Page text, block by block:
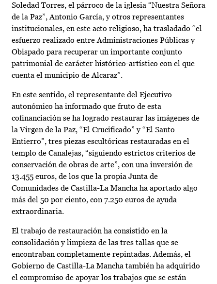
Soledad Torres, el párroco de la iglesia “Nuestra Señora
de la Paz”, Antonio García, y otros representantes
institucionales, en este acto religioso, ha trasladado “el
esfuerzo realizado entre Administraciones Públicas y
Obispado para recuperar un importante conjunto
patrimonial de carácter histórico-artístico con el que
cuenta el municipio de Alcaraz”.
En este sentido, el representante del Ejecutivo
autonómico ha informado que fruto de esta
cofinanciación se ha logrado restaurar las imágenes de
la Virgen de la Paz, “El Crucificado” y “El Santo
Entierro”, tres piezas escultóricas restauradas en el
templo de Canalejas, “siguiendo estrictos criterios de
conservación de obras de arte”, con una inversión de
13.455 euros, de los que la propia Junta de
Comunidades de Castilla-La Mancha ha aportado algo
más del 50 por ciento, con 7.250 euros de ayuda
extraordinaria.
El trabajo de restauración ha consistido en la
consolidación y limpieza de las tres tallas que se
encontraban completamente repintadas. Además, el
Gobierno de Castilla-La Mancha también ha adquirido
el compromiso de apoyar los trabajos que se están